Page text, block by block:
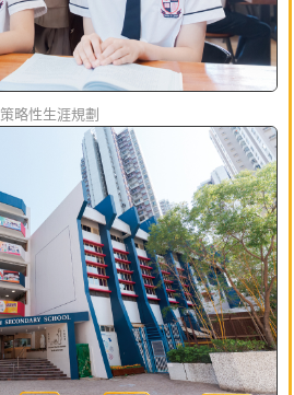
策略性生涯規劃